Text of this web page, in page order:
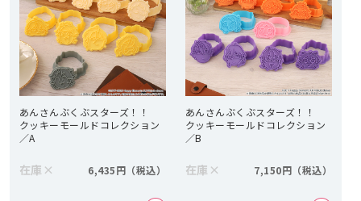
あんさんぶくぶスターズ！！
クッキーモールドコレクション
／A
在庫 × 6,435円
あんさんぶくぶスターズ！！
クッキーモールドコレクション
／B
在庫 × 7,150円